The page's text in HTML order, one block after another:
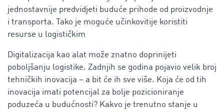
jednostavnije predvidjeti buduće prihode od proizvodnje
i transporta. Tako je moguće učinkovitije koristiti
resurse u logističkim
Digitalizacija kao alat može znatno doprinijeti
poboljšanju logistike. Zadnjih se godina pojavio velik broj
tehničkih inovacija – a bit će ih sve više. Koja će od tih
inovacija imati potencijal za bolje pozicioniranje
poduzeća u budućnosti? Kakvo je trenutno stanje u